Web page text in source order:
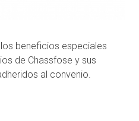
beneficios especiales
de Chassfose y sus
al convenio.